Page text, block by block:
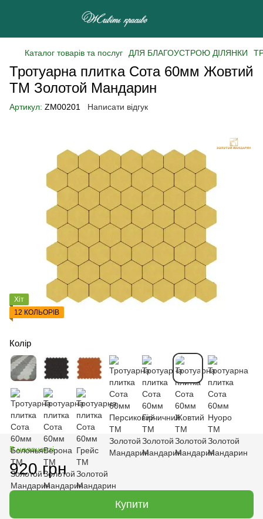
Каталог товарів та послуг ДЛЯ БЛАГОУСТРОЮ ДІЛЯНКИ
Тротуарна плитка Сота 60мм Жовтий
ТМ Золотой Мандарин
Артикул: ZM00201 Написати відгук
Хіт
12 КОЛЬОРІВ
Колір
В наявності
920 грн
Купити